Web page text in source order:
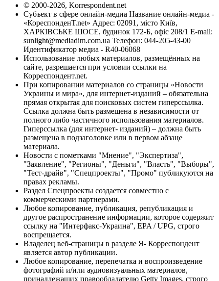
© 2000-2026, Korrespondent.net
Субъект в сфере онлайн-медиа Название онлайн-медиа -
«КореспонденТ.net» Адрес: 02091, місто Київ,
ХАРКІВСЬКЕ ШОСЕ, будинок 172-Б, офіс 208/1 E-mail:
sunlight@mediadim.com.ua Телефон: 044-205-43-00
Идентификатор медиа - R40-06068
Использование любых материалов, размещённых на
сайте, разрешается при условии ссылки на
Корреспондент.net.
При копировании материалов со страницы «Новости
Украины и мира», для интернет-изданий – обязательна
прямая открытая для поисковых систем гиперссылка.
Ссылка должна быть размещена в независимости от
полного либо частичного использования материалов.
Гиперссылка (для интернет- изданий) – должна быть
размещена в подзаголовке или в первом абзаце
материала.
Новости с пометками "Мнение", "Экспертиза",
"Заявление", "Регионы", "Деньги", "Власть", "Выборы",
"Тест-драйв", "Спецпроекты", "Промо" публикуются на
правах рекламы.
Раздел Спецпроекты создается совместно с
коммерческими партнерами.
Любое копирование, публикация, републикация и
другое распространение информации, которое содержит
ссылку на "Интерфакс-Украина", EPA / UPG, строго
воспрещается.
Владелец веб-страницы в разделе Я- Корреспондент
является автор публикации.
Любое копирование, перепечатка и воспроизведение
фотографий и/или аудиовизуальных материалов,
принадлежащих правообладателю Getty Images, строго